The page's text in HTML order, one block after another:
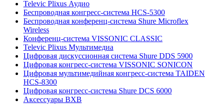
Televic Plixus Аудио
Беспроводная конгресс-система HCS-5300
Беспроводная конференц-система Shure Microflex
Wireless
Конференц-система VISSONIC CLASSIC
Televic Plixus Мультимедиа
Цифровая дискуссионная система Shure DDS 5900
Цифровая конгресс-система VISSONIC SONICON
Цифровая мультимедийная конгресс-система TAIDEN
HCS-8300
Цифровая конгресс-система Shure DCS 6000
Аксессуары BXB